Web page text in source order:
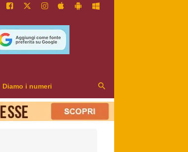
Diamo i numeri